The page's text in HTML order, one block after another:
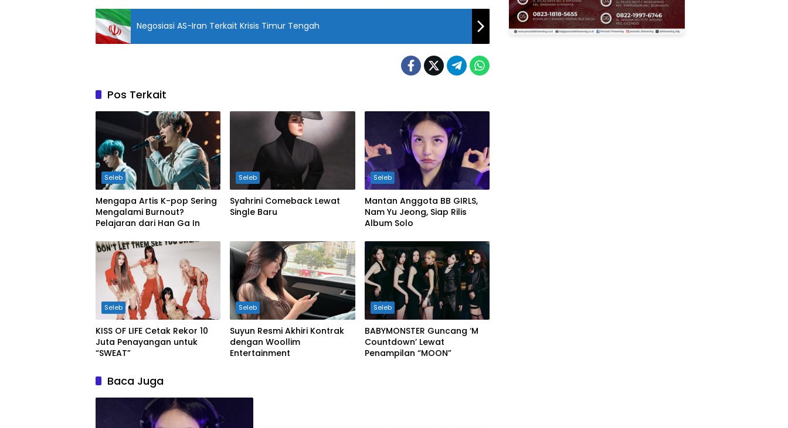
Negosiasi AS-Iran Terkait Krisis Timur Tengah
Pos Terkait
Seleb
Mengapa Artis K-pop Sering
Mengalami Burnout?
Pelajaran dari Han Ga In
Seleb
Syahrini Comeback Lewat
Single Baru
Seleb
Mantan Anggota BB GIRLS,
Nam Yu Jeong, Siap Rilis
Album Solo
Seleb
KISS OF LIFE Cetak Rekor 10
Juta Penayangan untuk
“SWEAT”
Seleb
Suyun Resmi Akhiri Kontrak
dengan Woollim
Entertainment
Seleb
BABYMONSTER Guncang ‘M
Countdown’ Lewat
Penampilan “MOON”
Baca Juga